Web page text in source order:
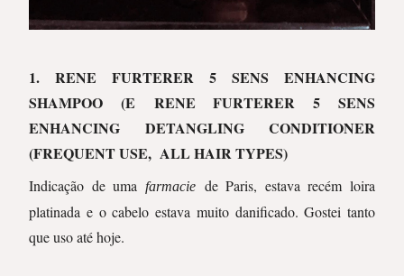
1. RENE FURTERER 5 SENS ENHANCING
SHAMPOO (E RENE FURTERER 5 SENS
ENHANCING DETANGLING CONDITIONER
(FREQUENT USE, ALL HAIR TYPES)
Indicação de uma farmaciede Paris, estava recém loira
platinada e o cabelo estava muito danificado. Gostei tanto
que uso até hoje.